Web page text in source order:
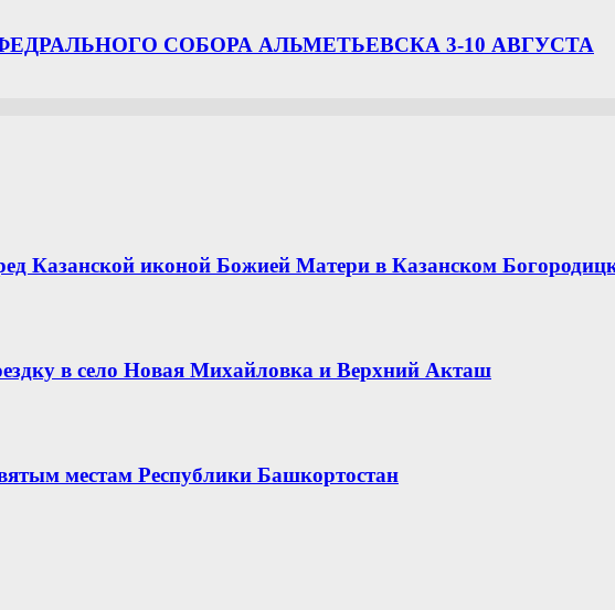
СОБОРА АЛЬМЕТЬЕВСКА 3-10 АВГУСТА
Казанской иконой Божией Матери в Казанском
в село Новая Михайловка и Верхний Акташ
местам Республики Башкортостан